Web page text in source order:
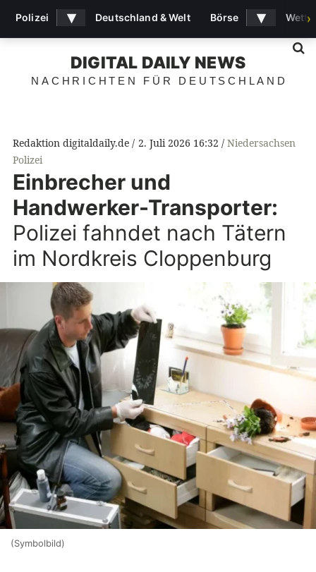
DIGITAL DAILY NEWS
NACHRICHTEN FÜR DEUTSCHLAND
Redaktion digitaldaily.de 2. Juli 2026 16:32
Niedersachsen
Polizei
Einbrecher und
Handwerker-Transporter:
Polizei fahndet nach Tätern
im Nordkreis Cloppenburg
(Symbolbild)
Polizei ▾ Deutschland & Welt Börse ▾ ›